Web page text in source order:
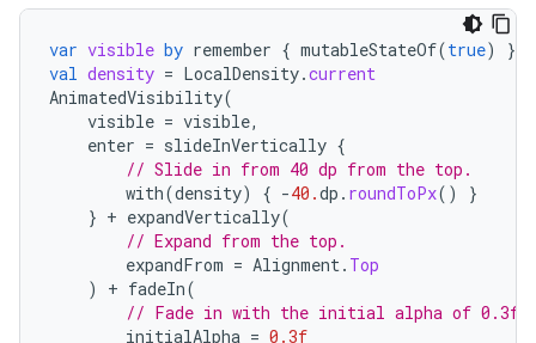
var visible by remember { mutableStateOf(true)
}
val density = LocalDensity.current
AnimatedVisibility(
visible = visible,
enter = slideInVertically {
// Slide in from 40 dp from the top.
with(density) { -40.dp . roundToPx()
}
} + expandVertically(
// Expand from the top.
expandFrom = Alignment. Top
)
+ fadeIn(
// Fade in with the initial alpha of 0.3f.
initialAlpha = 0.3f